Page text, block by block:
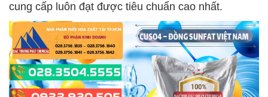
cung cấp luôn đạt được tiêu chuẩn cao nhất.